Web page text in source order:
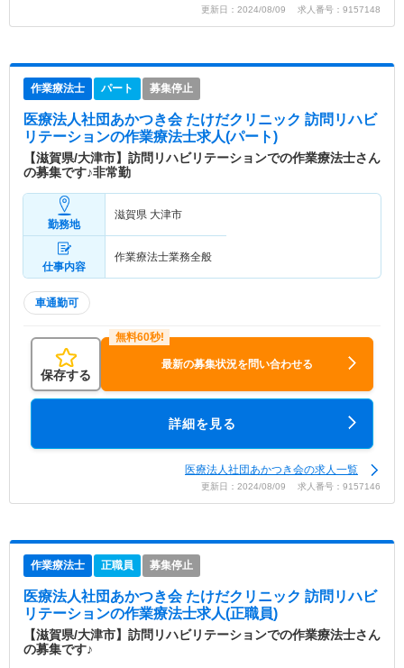
更新日：2024/08/09 求人番号：9157148
作業療法士 パート 募集停止
医療法人社団あかつき会 たけだクリニック 訪問リハビ
リテーションの作業療法士求人(パート)
【滋賀県/大津市】訪問リハビリテーションでの作業療法士さん
の募集です♪非常勤
勤務地
滋賀県 大津市
仕事内容
作業療法士業務全般
車通勤可
保存する
最新の募集状況を問い合わせる
詳細を見る
医療法人社団あかつき会の求人一覧
更新日：2024/08/09 求人番号：9157146
作業療法士 正職員 募集停止
医療法人社団あかつき会 たけだクリニック 訪問リハビ
リテーションの作業療法士求人(正職員)
【滋賀県/大津市】訪問リハビリテーションでの作業療法士さん
の募集です♪